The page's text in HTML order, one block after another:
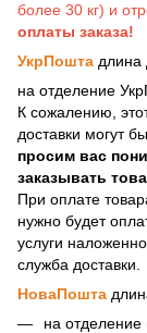
более 30 кг) и
оплаты заказа!
УкрПошта длина
на отделение
К сожалению,
доставки могут
просим вас
заказывать
При оплате
нужно будет
услуги
служба доставки.
НоваПошта
на